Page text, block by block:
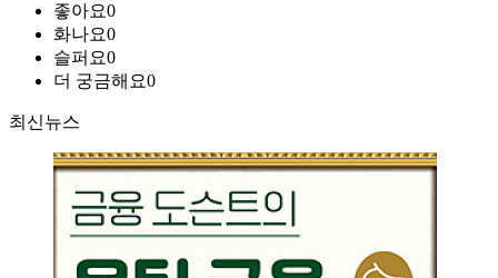
좋아요0
화나요0
슬퍼요0
더 궁금해요0
최신뉴스